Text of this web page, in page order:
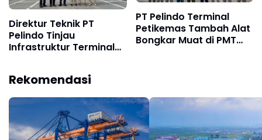
Direktur Teknik PT
Pelindo Tinjau
Infrastruktur Terminal
PT Pelindo Terminal
Petikemas Tambah Alat
Bongkar Muat di PMT
Rekomendasi